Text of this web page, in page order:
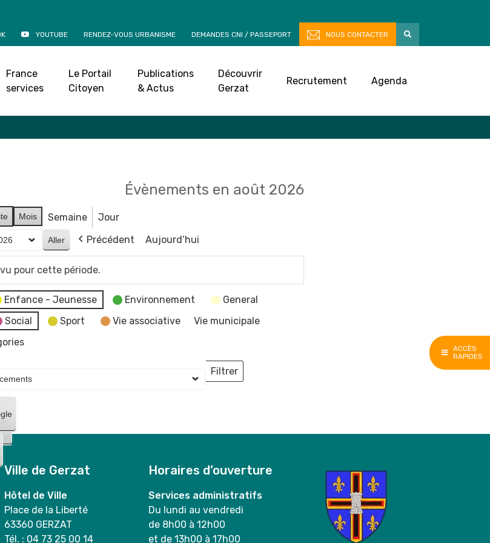
ACCÈS
RAPIDES
YOUTUBE RENDEZ-VOUS URBANISME DEMANDES CNI / PASSEPORT NOUS CONTACTER
France
services
Le Portail
Citoyen
Publications
& Actus
Découvrir
Gerzat
Recrutement Agenda
Accueil»Agenda
Évènements en août 2026
Mois Semaine
Jour
Précédent Aujourd’hui
pour cette période.
Enfance - Jeunesse Environnement
General
Social Sport Vie associative
Vie municipale
Filtrer
Lieux
Ville de Gerzat
Hôtel de Ville
Place de la Liberté
63360 GERZAT
Tél. : 04 73 25 00 14
Horaires d’ouverture
Services administratifs
Du lundi au vendredi
de 8h00 à 12h00
et de 13h00 à 17h00